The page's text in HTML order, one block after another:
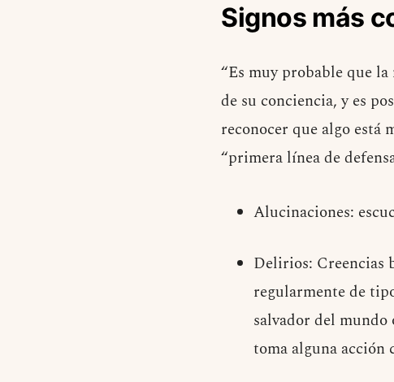
Signos más
“Es muy probable que
de su conciencia, y es
reconocer que algo está
“primera línea de
Alucinaciones:
Delirios: Creencias
regularmente de
salvador del mundo
toma alguna acción